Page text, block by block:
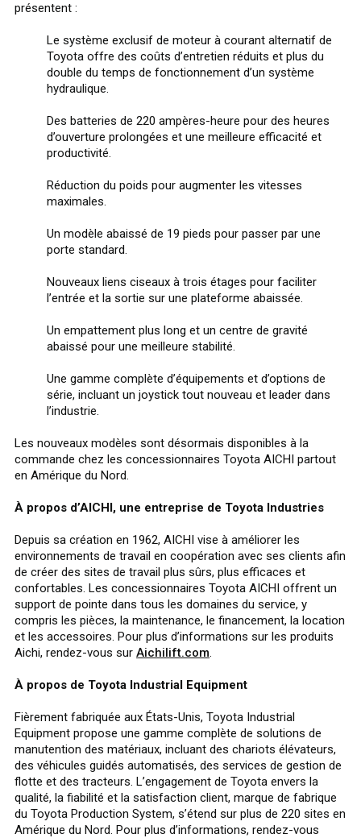
présentent :
Le système exclusif de moteur à courant alternatif de
Toyota offre des coûts d’entretien réduits et plus du
double du temps de fonctionnement d’un système
hydraulique.
Des batteries de 220 ampères-heure pour des heures
d’ouverture prolongées et une meilleure efficacité et
productivité.
Réduction du poids pour augmenter les vitesses
maximales.
Un modèle abaissé de 19 pieds pour passer par une
porte standard.
Nouveaux liens ciseaux à trois étages pour faciliter
l’entrée et la sortie sur une plateforme abaissée.
Un empattement plus long et un centre de gravité
abaissé pour une meilleure stabilité.
Une gamme complète d’équipements et d’options de
série, incluant un joystick tout nouveau et leader dans
l’industrie.
Les nouveaux modèles sont désormais disponibles à la
commande chez les concessionnaires Toyota AICHI partout
en Amérique du Nord.
À propos d’AICHI, une entreprise de Toyota Industries
Depuis sa création en 1962, AICHI vise à améliorer les
environnements de travail en coopération avec ses clients afin
de créer des sites de travail plus sûrs, plus efficaces et
confortables. Les concessionnaires Toyota AICHI offrent un
support de pointe dans tous les domaines du service, y
compris les pièces, la maintenance, le financement, la location
et les accessoires. Pour plus d’informations sur les produits
Aichi, rendez-vous sur Aichilift.com.
À propos de Toyota Industrial Equipment
Fièrement fabriquée aux États-Unis, Toyota Industrial
Equipment propose une gamme complète de solutions de
manutention des matériaux, incluant des chariots élévateurs,
des véhicules guidés automatisés, des services de gestion de
flotte et des tracteurs. L’engagement de Toyota envers la
qualité, la fiabilité et la satisfaction client, marque de fabrique
du Toyota Production System, s’étend sur plus de 220 sites en
Amérique du Nord. Pour plus d’informations, rendez-vous